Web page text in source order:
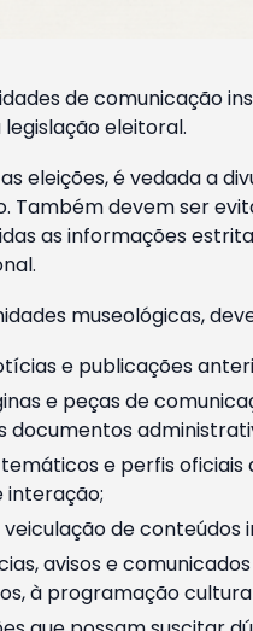
de comunicação
eleitoral.
eleições, é vedada a
Também devem ser
as informações
museológicas,
e publicações
e peças de
documentos
e perfis oficiais
interação;
de
avisos e
à programação